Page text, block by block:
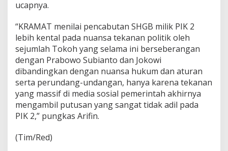
ucapnya.
“KRAMAT menilai pencabutan SHGB milik PIK 2
lebih kental pada nuansa tekanan politik oleh
sejumlah Tokoh yang selama ini berseberangan
dengan Prabowo Subianto dan Jokowi
dibandingkan dengan nuansa hukum dan aturan
serta perundang-undangan, hanya karena tekanan
yang massif di media sosial pemerintah akhirnya
mengambil putusan yang sangat tidak adil pada
PIK 2,” pungkas Arifin.
(Tim/Red)